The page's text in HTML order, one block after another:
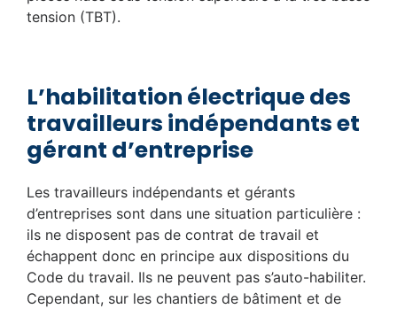
tension (TBT).
L’habilitation électrique des
travailleurs indépendants et
gérant d’entreprise
Les travailleurs indépendants et gérants
d’entreprises sont dans une situation particulière :
ils ne disposent pas de contrat de travail et
échappent donc en principe aux dispositions du
Code du travail. Ils ne peuvent pas s’auto-habiliter.
Cependant, sur les chantiers de bâtiment et de